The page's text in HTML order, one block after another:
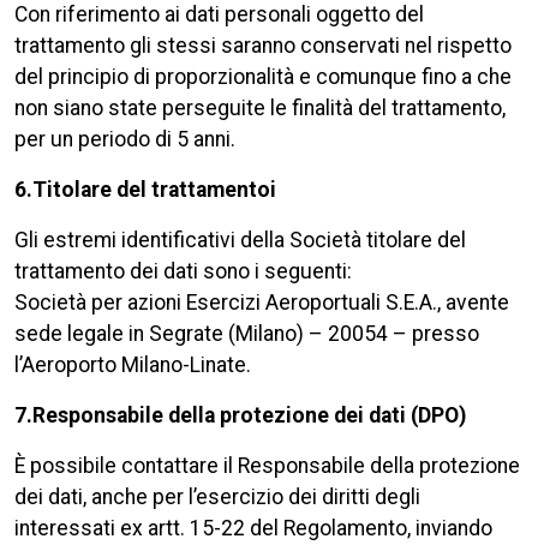
Con riferimento ai dati personali oggetto del
trattamento gli stessi saranno conservati nel rispetto
del principio di proporzionalità e comunque fino a che
non siano state perseguite le finalità del trattamento,
per un periodo di 5 anni.
6.Titolare del trattamentoi
Gli estremi identificativi della Società titolare del
trattamento dei dati sono i seguenti:
Società per azioni Esercizi Aeroportuali S.E.A., avente
sede legale in Segrate (Milano) – 20054 – presso
l’Aeroporto Milano-Linate.
7.Responsabile della protezione dei dati (DPO)
È possibile contattare il Responsabile della protezione
dei dati, anche per l’esercizio dei diritti degli
interessati ex artt. 15-22 del Regolamento, inviando